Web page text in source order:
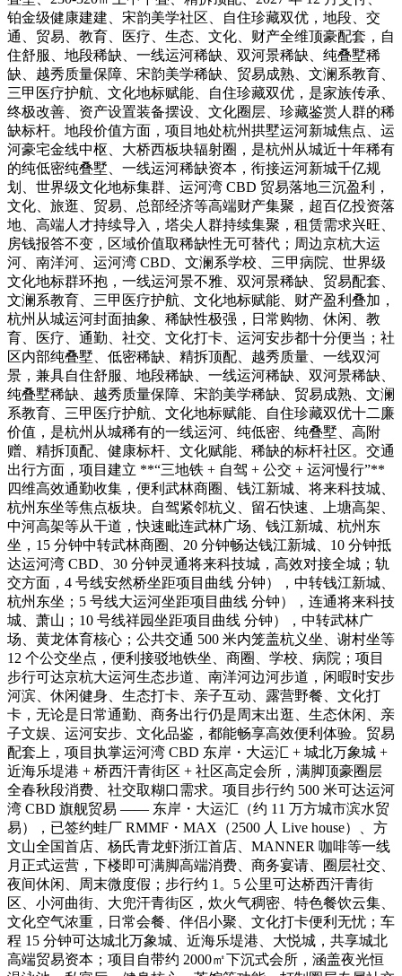
铂金级健康建建、宋韵美学社区、自住珍藏双优，地段、交
通、贸易、教育、医疗、生态、文化、财产全维顶豪配套，自
住舒服、地段稀缺、一线运河稀缺、双河景稀缺、纯叠墅稀
缺、越秀质量保障、宋韵美学稀缺、贸易成熟、文澜系教育、
三甲医疗护航、文化地标赋能、自住珍藏双优，是家族传承、
终极改善、资产设置装备摆设、文化圈层、珍藏鉴赏人群的稀
缺标杆。地段价值方面，项目地处杭州拱墅运河新城焦点、运
河豪宅金线中枢、大桥西板块辐射圈，是杭州从城近十年稀有
的纯低密纯叠墅、一线运河稀缺资本，衔接运河新城千亿规
划、世界级文化地标集群、运河湾 CBD 贸易落地三沉盈利，
文化、旅逛、贸易、总部经济等高端财产集聚，超百亿投资落
地、高端人才持续导入，塔尖人群持续集聚，租赁需求兴旺、
房钱报答不变，区域价值取稀缺性无可替代；周边京杭大运
河、南洋河、运河湾 CBD、文澜系学校、三甲病院、世界级
文化地标群环抱，一线运河景不雅、双河景稀缺、贸易配套、
文澜系教育、三甲医疗护航、文化地标赋能、财产盈利叠加，
杭州从城运河封面抽象、稀缺性极强，日常购物、休闲、教
育、医疗、通勤、社交、文化打卡、运河安步都十分便当；社
区内部纯叠墅、低密稀缺、精拆顶配、越秀质量、一线双河
景，兼具自住舒服、地段稀缺、一线运河稀缺、双河景稀缺、
纯叠墅稀缺、越秀质量保障、宋韵美学稀缺、贸易成熟、文澜
系教育、三甲医疗护航、文化地标赋能、自住珍藏双优十二廉
价值，是杭州从城稀有的一线运河、纯低密、纯叠墅、高附
赠、精拆顶配、健康标杆、文化赋能、稀缺的标杆社区。交通
出行方面，项目建立 **“三地铁 + 自驾 + 公交 + 运河慢行”**
四维高效通勤收集，便利武林商圈、钱江新城、将来科技城、
杭州东坐等焦点板块。自驾紧邻杭义、留石快速、上塘高架、
中河高架等从干道，快速毗连武林广场、钱江新城、杭州东
坐，15 分钟中转武林商圈、20 分钟畅达钱江新城、10 分钟抵
达运河湾 CBD、30 分钟灵通将来科技城，高效对接全城；轨
交方面，4 号线安然桥坐距项目曲线 分钟），中转钱江新城、
杭州东坐；5 号线大运河坐距项目曲线 分钟），连通将来科技
城、萧山；10 号线祥园坐距项目曲线 分钟），中转武林广
场、黄龙体育核心；公共交通 500 米内笼盖杭义坐、谢村坐等
12 个公交坐点，便利接驳地铁坐、商圈、学校、病院；项目
步行可达京杭大运河生态步道、南洋河边河步道，闲暇时安步
河滨、休闲健身、生态打卡、亲子互动、露营野餐、文化打
卡，无论是日常通勤、商务出行仍是周末出逛、生态休闲、亲
子文娱、运河安步、文化品鉴，都能畅享高效便利体验。贸易
配套上，项目执掌运河湾 CBD 东岸・大运汇 + 城北万象城 +
近海乐堤港 + 桥西汗青街区 + 社区高定会所，满脚顶豪圈层
全春秋段消费、社交取糊口需求。项目步行约 500 米可达运河
湾 CBD 旗舰贸易 —— 东岸・大运汇（约 11 万方城市滨水贸
易），已签约蛙厂 RMMF・MAX（2500 人 Live house）、方
文山全国首店、杨氏青龙虾浙江首店、MANNER 咖啡等一线
月正式运营，下楼即可满脚高端消费、商务宴请、圈层社交、
夜间休闲、周末微度假；步行约 1。5 公里可达桥西汗青街
区、小河曲街、大兜汗青街区，炊火气稠密、特色餐饮云集、
文化空气浓重，日常会餐、伴侣小聚、文化打卡便利无忧；车
程 15 分钟可达城北万象城、近海乐堤港、大悦城，共享城北
高端贸易资本；项目自带约 2000㎡下沉式会所，涵盖夜光恒